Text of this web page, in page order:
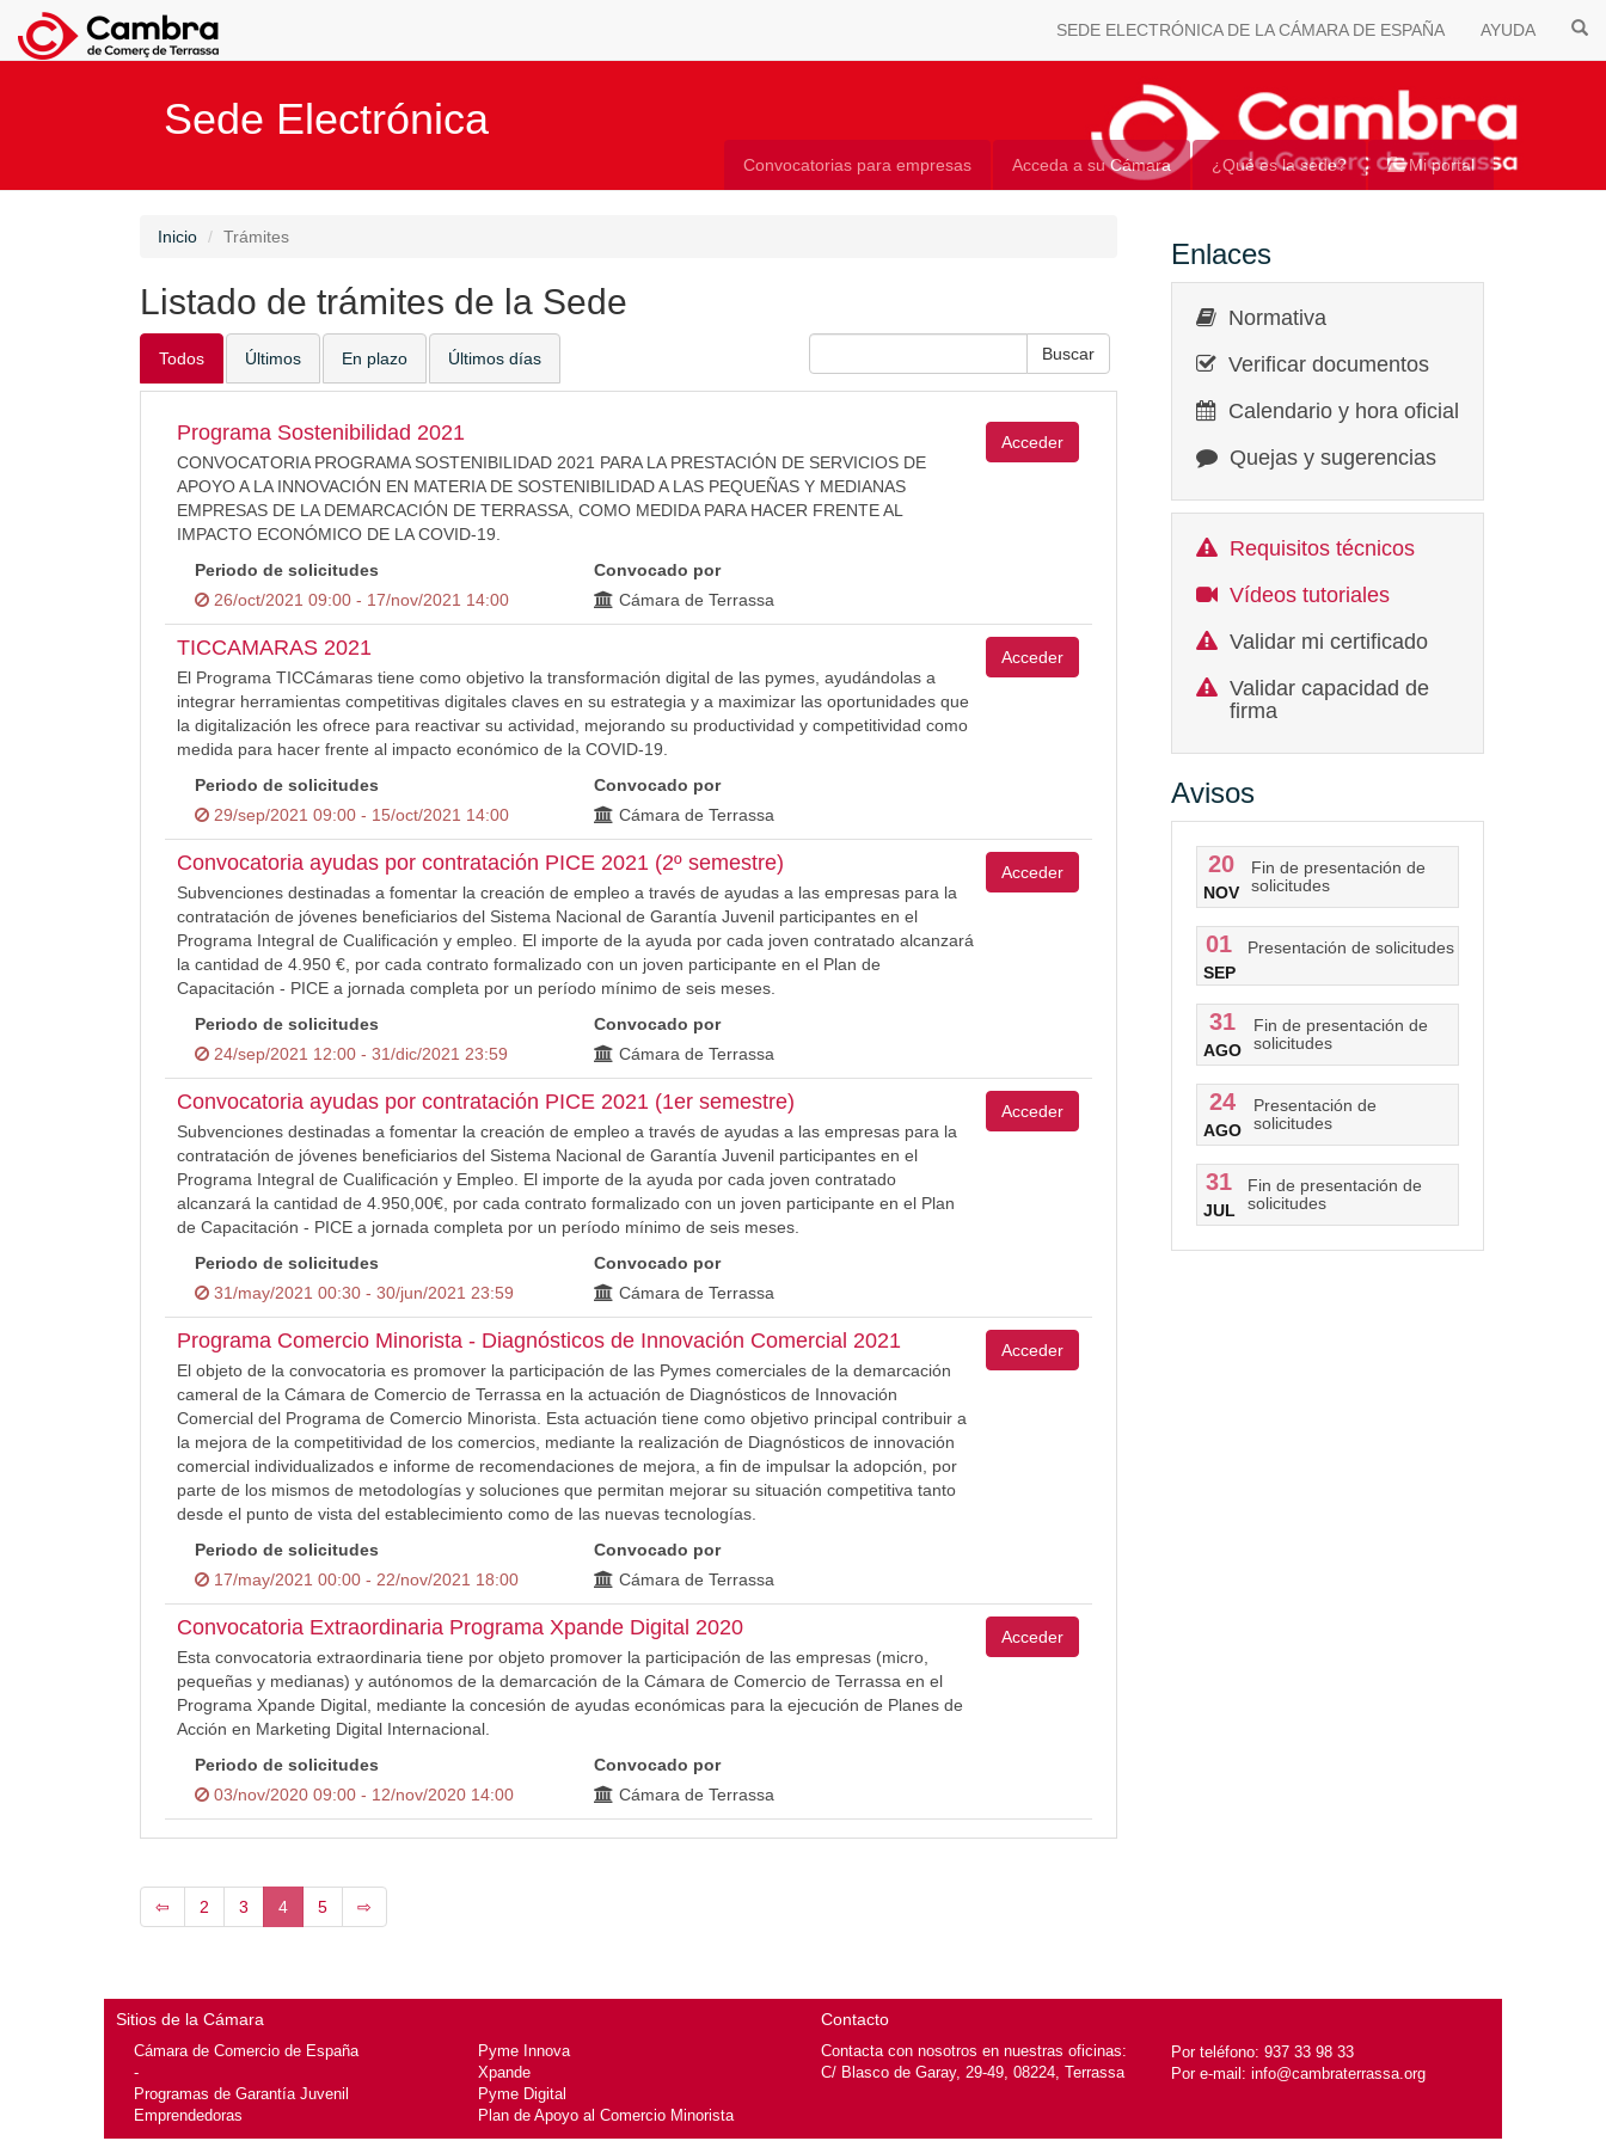
SEDE ELECTRÓNICA DE LA CÁMARA DE ESPAÑA AYUDA
Sede Electrónica
Convocatorias para empresas Acceda a su Cámara ¿Qué es la sede? Mi portal
Inicio Trámites
Listado de trámites de la Sede
Todos Últimos En plazo Últimos días
Programa Sostenibilidad 2021
CONVOCATORIA PROGRAMA SOSTENIBILIDAD 2021 PARA LA PRESTACIÓN DE SERVICIOS DE
APOYO A LA INNOVACIÓN EN MATERIA DE SOSTENIBILIDAD A LAS PEQUEÑAS Y MEDIANAS
EMPRESAS DE LA DEMARCACIÓN DE TERRASSA, COMO MEDIDA PARA HACER FRENTE AL
IMPACTO ECONÓMICO DE LA COVID-19.
Periodo de solicitudes
26/oct/2021 09:00 - 17/nov/2021 14:00
Convocado por
Cámara de Terrassa
Acceder
TICCAMARAS 2021
El Programa TICCámaras tiene como objetivo la transformación digital de las pymes, ayudándolas a
integrar herramientas competitivas digitales claves en su estrategia y a maximizar las oportunidades que
la digitalización les ofrece para reactivar su actividad, mejorando su productividad y competitividad como
medida para hacer frente al impacto económico de la COVID-19.
Periodo de solicitudes
29/sep/2021 09:00 - 15/oct/2021 14:00
Convocado por
Cámara de Terrassa
Acceder
Convocatoria ayudas por contratación PICE 2021 (2º semestre)
Subvenciones destinadas a fomentar la creación de empleo a través de ayudas a las empresas para la
contratación de jóvenes beneficiarios del Sistema Nacional de Garantía Juvenil participantes en el
Programa Integral de Cualificación y empleo. El importe de la ayuda por cada joven contratado alcanzará
la cantidad de 4.950 €, por cada contrato formalizado con un joven participante en el Plan de
Capacitación - PICE a jornada completa por un período mínimo de seis meses.
Periodo de solicitudes
24/sep/2021 12:00 - 31/dic/2021 23:59
Convocado por
Cámara de Terrassa
Acceder
Convocatoria ayudas por contratación PICE 2021 (1er semestre)
Subvenciones destinadas a fomentar la creación de empleo a través de ayudas a las empresas para la
contratación de jóvenes beneficiarios del Sistema Nacional de Garantía Juvenil participantes en el
Programa Integral de Cualificación y Empleo. El importe de la ayuda por cada joven contratado
alcanzará la cantidad de 4.950,00€, por cada contrato formalizado con un joven participante en el Plan
de Capacitación - PICE a jornada completa por un período mínimo de seis meses.
Periodo de solicitudes
31/may/2021 00:30 - 30/jun/2021 23:59
Convocado por
Cámara de Terrassa
Acceder
Programa Comercio Minorista - Diagnósticos de Innovación Comercial 2021
El objeto de la convocatoria es promover la participación de las Pymes comerciales de la demarcación
cameral de la Cámara de Comercio de Terrassa en la actuación de Diagnósticos de Innovación
Comercial del Programa de Comercio Minorista. Esta actuación tiene como objetivo principal contribuir a
la mejora de la competitividad de los comercios, mediante la realización de Diagnósticos de innovación
comercial individualizados e informe de recomendaciones de mejora, a fin de impulsar la adopción, por
parte de los mismos de metodologías y soluciones que permitan mejorar su situación competitiva tanto
desde el punto de vista del establecimiento como de las nuevas tecnologías.
Periodo de solicitudes
17/may/2021 00:00 - 22/nov/2021 18:00
Convocado por
Cámara de Terrassa
Acceder
Convocatoria Extraordinaria Programa Xpande Digital 2020
Esta convocatoria extraordinaria tiene por objeto promover la participación de las empresas (micro,
pequeñas y medianas) y autónomos de la demarcación de la Cámara de Comercio de Terrassa en el
Programa Xpande Digital, mediante la concesión de ayudas económicas para la ejecución de Planes de
Acción en Marketing Digital Internacional.
Periodo de solicitudes
03/nov/2020 09:00 - 12/nov/2020 14:00
Convocado por
Cámara de Terrassa
Acceder
⇦ 2 3 4 5 ⇨
Enlaces
Normativa
Verificar documentos
Calendario y hora oficial
Quejas y sugerencias
Requisitos técnicos
Vídeos tutoriales
Validar mi certificado
Validar capacidad de
firma
Avisos
20
NOV
Fin de presentación de
solicitudes
01
SEP
Presentación de solicitudes
31
AGO
Fin de presentación de
solicitudes
24
AGO
Presentación de
solicitudes
31
JUL
Fin de presentación de
solicitudes
Sitios de la Cámara
Cámara de Comercio de España
-
Programas de Garantía Juvenil
Emprendedoras
Pyme Innova
Xpande
Pyme Digital
Plan de Apoyo al Comercio Minorista
Contacto
Contacta con nosotros en nuestras oficinas:
C/ Blasco de Garay, 29-49, 08224, Terrassa
Por teléfono: 937 33 98 33
Por e-mail: info@cambraterrassa.org